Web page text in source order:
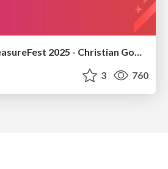
brightonSEO & MeasureFest 2025 - Christian Goodrich - Winning strategies for Black Friday CRO & PPC
3 760